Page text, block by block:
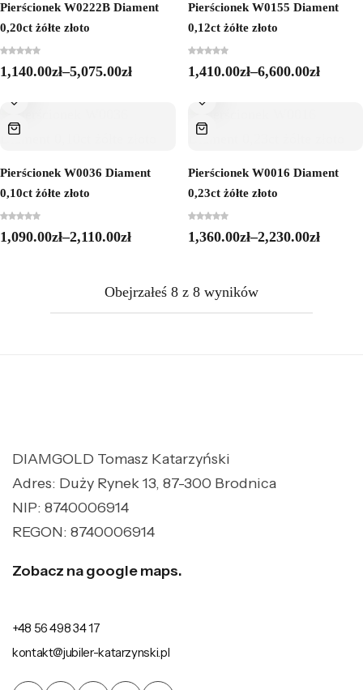
Pierścionek W0222B Diament
0,20ct żółte złoto
1,140.00zł–5,075.00zł
Pierścionek W0155 Diament
0,12ct żółte złoto
1,410.00zł–6,600.00zł
Pierścionek W0036 Diament
0,10ct żółte złoto
1,090.00zł–2,110.00zł
Pierścionek W0016 Diament
0,23ct żółte złoto
1,360.00zł–2,230.00zł
Obejrzałeś 8 z 8 wyników
DIAMGOLD Tomasz Katarzyński
Adres: Duży Rynek 13, 87-300 Brodnica
NIP: 8740006914
REGON: 8740006914
Zobacz na google maps.
+48 56 498 34 17
kontakt@jubiler-katarzynski.pl